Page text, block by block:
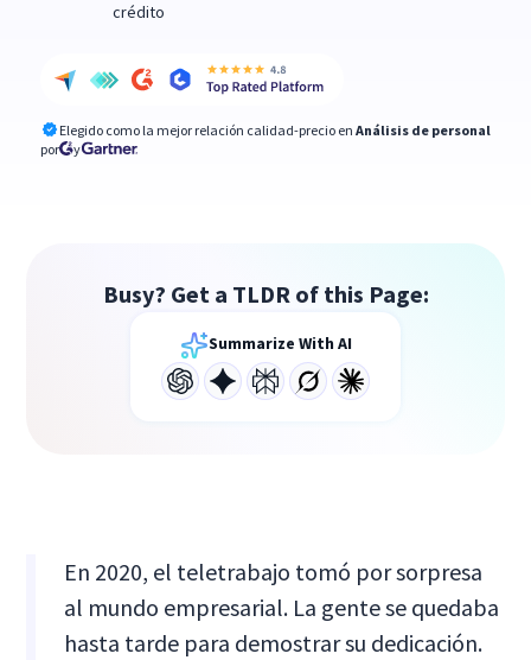
crédito
Elegido como la mejor relación calidad-precio en Análisis de personal
por
y
Busy? Get a TLDR of this Page:
Summarize With AI
En 2020, el teletrabajo tomó por sorpresa
al mundo empresarial. La gente se quedaba
hasta tarde para demostrar su dedicación.